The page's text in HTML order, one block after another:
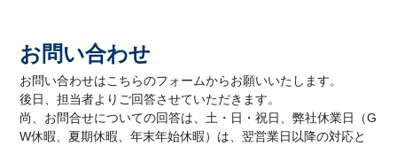
お問い合わせ
お問い合わせはこちらのフォームからお願いいたします。
後日、担当者よりご回答させていただきます。
尚、お問合せについての回答は、土・日・祝日、弊社休業日（G
W休暇、夏期休暇、年末年始休暇）は、翌営業日以降の対応と